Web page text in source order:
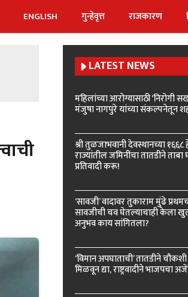
ENGLISH गुन्हेवृत्त राजकारण
LATEST NEWS
महिलांच्या आरोग्यासाठी ‘निरोगी
मंजुषा नागपुरे यांच्या संकल्पनेतून
श्री तुळजाभवानी देवस्थानच्या
राज्यांतील जमिनींचा तातडीने ताबा
प्रतिवादी करू!
‘सावजी’ वादावर तुकाराम मुंढे
सावजीची चव घेतल्याचाही केला
अनुभव काय सांगितला?
‘विमान अपघाताची’ तातडीने
मिळवून द्या, राष्ट्रवादीने भाजपचा